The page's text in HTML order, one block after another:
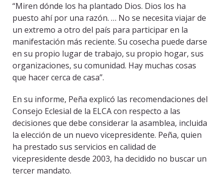
“Miren dónde los ha plantado Dios. Dios los ha
puesto ahí por una razón. … No se necesita viajar de
un extremo a otro del país para participar en la
manifestación más reciente. Su cosecha puede darse
en su propio lugar de trabajo, su propio hogar, sus
organizaciones, su comunidad. Hay muchas cosas
que hacer cerca de casa”.
En su informe, Peña explicó las recomendaciones del
Consejo Eclesial de la ELCA con respecto a las
decisiones que debe considerar la asamblea, incluida
la elección de un nuevo vicepresidente. Peña, quien
ha prestado sus servicios en calidad de
vicepresidente desde 2003, ha decidido no buscar un
tercer mandato.